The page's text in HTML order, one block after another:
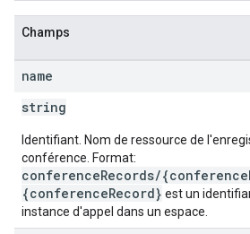
Champs
name
string
Identifiant. Nom de ressource de
conférence. Format:
conferenceRecords/
{conferenceRecord} est un
instance d'appel dans un espace.